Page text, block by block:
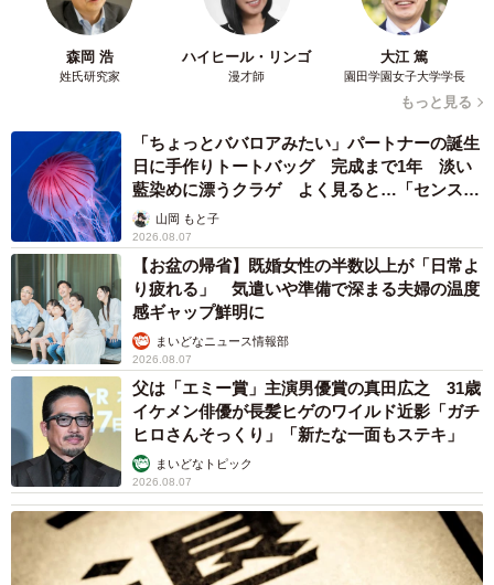
森岡 浩
姓氏研究家
ハイヒール・リンゴ
漫才師
大江 篤
園田学園女子大学学長
もっと見る
「ちょっとババロアみたい」パートナーの誕生
日に手作りトートバッグ 完成まで1年 淡い
藍染めに漂うクラゲ よく見ると…「センスす
ごい」山岡 もと子
2026.08.07
【お盆の帰省】既婚女性の半数以上が「日常よ
り疲れる」 気遣いや準備で深まる夫婦の温度
感ギャップ鮮明に
まいどなニュース情報部
2026.08.07
父は「エミー賞」主演男優賞の真田広之 31歳
イケメン俳優が長髪ヒゲのワイルド近影「ガチ
ヒロさんそっくり」「新たな一面もステキ」
まいどなトピック
2026.08.07